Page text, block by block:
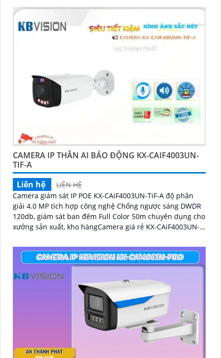
CAMERA IP THÂN AI BÁO ĐỘNG KX-CAIF4003UN-
TIF-A
Liên hệ
LIÊN HỆ
Camera giám sát IP POE KX-CAiF4003UN-TiF-A độ phân
giải 4.0 MP tích hợp công nghệ Chống ngược sáng DWDR
120db, giám sát ban đêm Full Color 50m chuyên dụng cho
xưởng sản xuất, kho hàngCamera giá rẻ KX-CAiF4003UN-